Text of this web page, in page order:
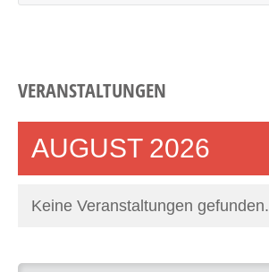
VERANSTALTUNGEN
AUGUST 2026
Keine Veranstaltungen gefunden.